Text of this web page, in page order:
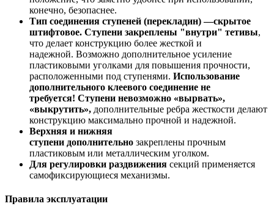
конечно, безопаснее.
Тип соединения ступеней (перекладин) —скрытое
штифтовое. Ступени закреплены "внутри" тетивы,
что делает конструкцию более жесткой и
надежной. Возможно дополнительное усиление
пластиковыми уголками для повышения прочности,
расположенными под ступенями. Использование
дополнительного клеевого соединение не
требуется! Ступени невозможно «вырвать»,
«выкрутить», дополнительные ребра жесткости делают
конструкцию максимально прочной и надежной.
Верхняя и нижняя
ступени дополнительно закреплены прочным
пластиковым или металлическим уголком.
Для регулировки раздвижения секций применяется
самофиксирующиеся механизмы.
Правила эксплуатации